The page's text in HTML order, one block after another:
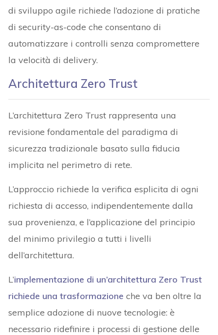
di sviluppo agile richiede l’adozione di pratiche
di security-as-code che consentano di
automatizzare i controlli senza compromettere
la velocità di delivery.
Architettura Zero Trust
L’architettura Zero Trust rappresenta una
revisione fondamentale del paradigma di
sicurezza tradizionale basato sulla fiducia
implicita nel perimetro di rete.
L’approccio richiede la verifica esplicita di ogni
richiesta di accesso, indipendentemente dalla
sua provenienza, e l’applicazione del principio
del minimo privilegio a tutti i livelli
dell’architettura.
L’implementazione di un’architettura Zero Trust
richiede una trasformazione che va ben oltre la
semplice adozione di nuove tecnologie: è
necessario ridefinire i processi di gestione delle